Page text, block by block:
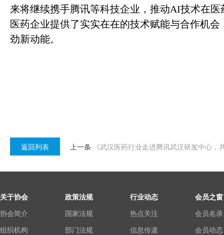
来将继续携手腾讯等科技企业，推动AI技术在
医药企业提供了实实在在的技术赋能与合作机
劲新动能。
返回列表 上一条 《武汉医药行业走进腾讯武汉研发中心
关于协会
协会简介
组织机构
政策法规
国家法规
部门法规
行业动态
热点关注
信息传递
会员之窗
会员名录
会员动态